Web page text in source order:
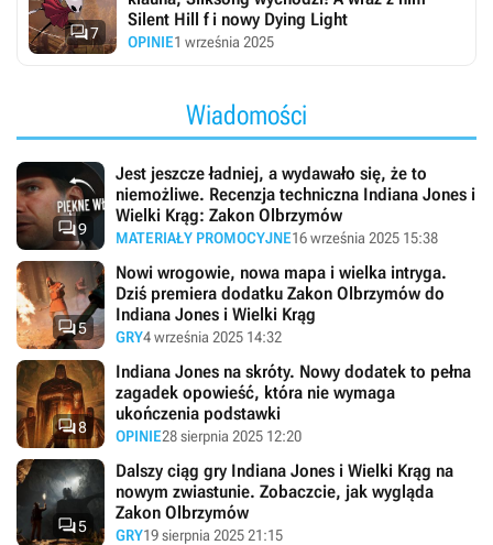
7
Silent Hill f i nowy Dying Light
OPINIE1 września 2025
Wiadomości
9
Jest jeszcze ładniej, a wydawało się, że to
niemożliwe. Recenzja techniczna Indiana Jones i
Wielki Krąg: Zakon Olbrzymów
MATERIAŁY PROMOCYJNE16 września 2025 15:38
5
Nowi wrogowie, nowa mapa i wielka intryga.
Dziś premiera dodatku Zakon Olbrzymów do
Indiana Jones i Wielki Krąg
GRY4 września 2025 14:32
8
Indiana Jones na skróty. Nowy dodatek to pełna
zagadek opowieść, która nie wymaga
ukończenia podstawki
OPINIE28 sierpnia 2025 12:20
5
Dalszy ciąg gry Indiana Jones i Wielki Krąg na
nowym zwiastunie. Zobaczcie, jak wygląda
Zakon Olbrzymów
GRY19 sierpnia 2025 21:15